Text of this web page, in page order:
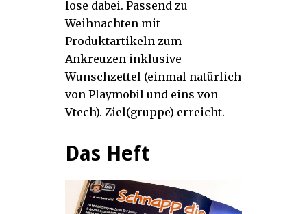
lose dabei. Passend zu
Weihnachten mit
Produktartikeln zum
Ankreuzen inklusive
Wunschzettel (einmal natürlich
von Playmobil und eins von
Vtech). Ziel(gruppe) erreicht.
Das Heft